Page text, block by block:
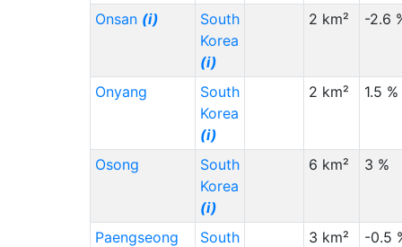
Onsan (i)
South
Korea
(i)
2 km² -2.6
Onyang
South
Korea
(i)
2 km² 1.5 %
Osong
South
Korea
(i)
6 km² 3 %
Paengseong
South
3 km² -0.5